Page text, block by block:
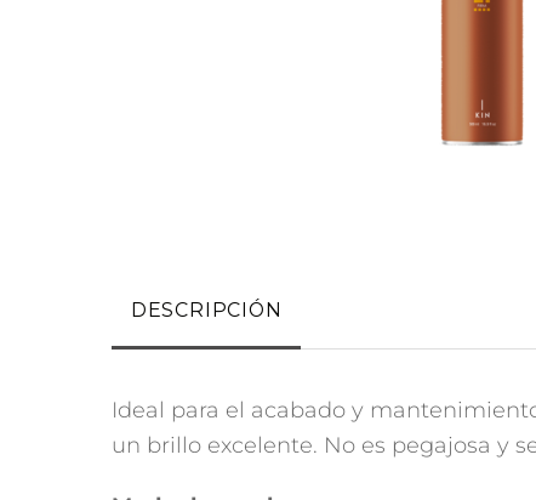
DESCRIPCIÓN
Ideal para el acabado y
un brillo excelente. No es pegajosa y